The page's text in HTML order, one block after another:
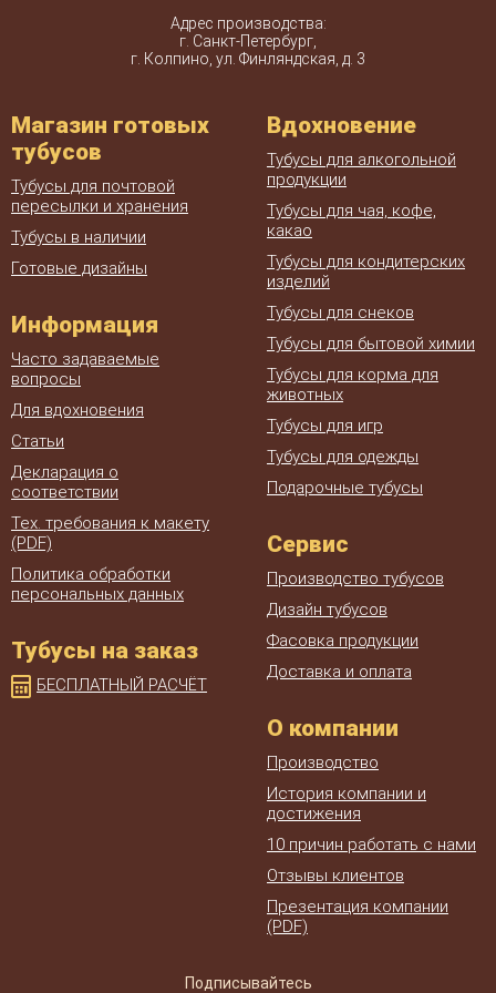
Адрес производства:
г. Санкт-Петербург,
г. Колпино, ул. Финляндская, д. 3
Магазин готовых
тубусов
Тубусы для почтовой
пересылки и хранения
Тубусы в наличии
Готовые дизайны
Информация
Часто задаваемые
вопросы
Для вдохновения
Статьи
Декларация о
соответствии
Тех. требования к макету
(PDF)
Политика обработки
персональных данных
Тубусы на заказ
БЕСПЛАТНЫЙ РАСЧЁТ
Вдохновение
Тубусы для алкогольной
продукции
Тубусы для чая, кофе,
какао
Тубусы для кондитерских
изделий
Тубусы для снеков
Тубусы для бытовой химии
Тубусы для корма для
животных
Тубусы для игр
Тубусы для одежды
Подарочные тубусы
Сервис
Производство тубусов
Дизайн тубусов
Фасовка продукции
Доставка и оплата
О компании
Производство
История компании и
достижения
10 причин работать с нами
Отзывы клиентов
Презентация компании
(PDF)
Подписывайтесь